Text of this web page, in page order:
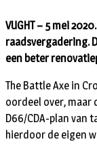
VUGHT – 5 mei
raadsvergadering.
een beter
The Battle Axe in
oordeel over, maar
D66/CDA-plan van
hierdoor de eigen